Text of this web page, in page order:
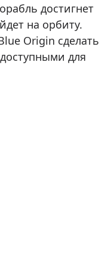
достигнет
на орбиту.
Origin сделать
для